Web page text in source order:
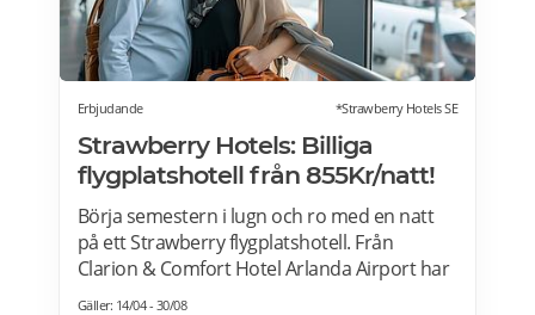
Erbjudande *Strawberry Hotels SE
Strawberry Hotels: Billiga
flygplatshotell från 855Kr/natt!
Börja semestern i lugn och ro med en natt
på ett Strawberry flygplatshotell. Från
Clarion & Comfort Hotel Arlanda Airport har
du gångavstånd till terminalerna, och från
Gäller: 14/04 - 30/08